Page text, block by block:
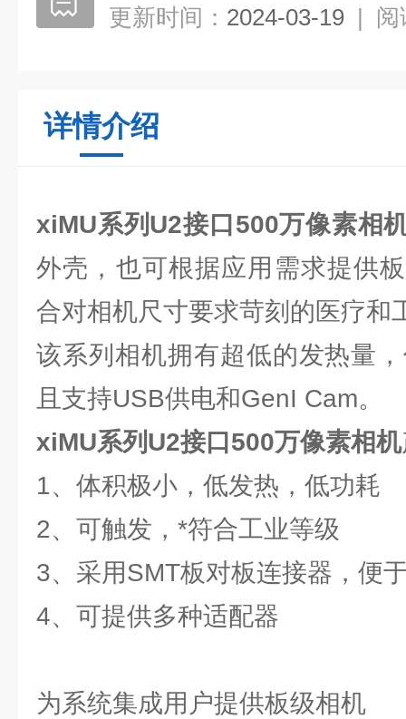
更新时间： 2024-03-19 | 阅
详情介绍
xiMU系列 U2接口500万像素相
外壳，也可根据应用需求提供
合对相机尺寸要求苛刻的医疗和
该系列相机拥有超低的发热量
且支持USB供电和GenI Cam。
xiMU系列 U2接口500万像素相机
1、体积极小，低发热，低功耗
2、可触发，*符合工业等级
3、采用SMT板对板连接器，便
4、可提供多种适配器
为系统集成用户提供板级相机